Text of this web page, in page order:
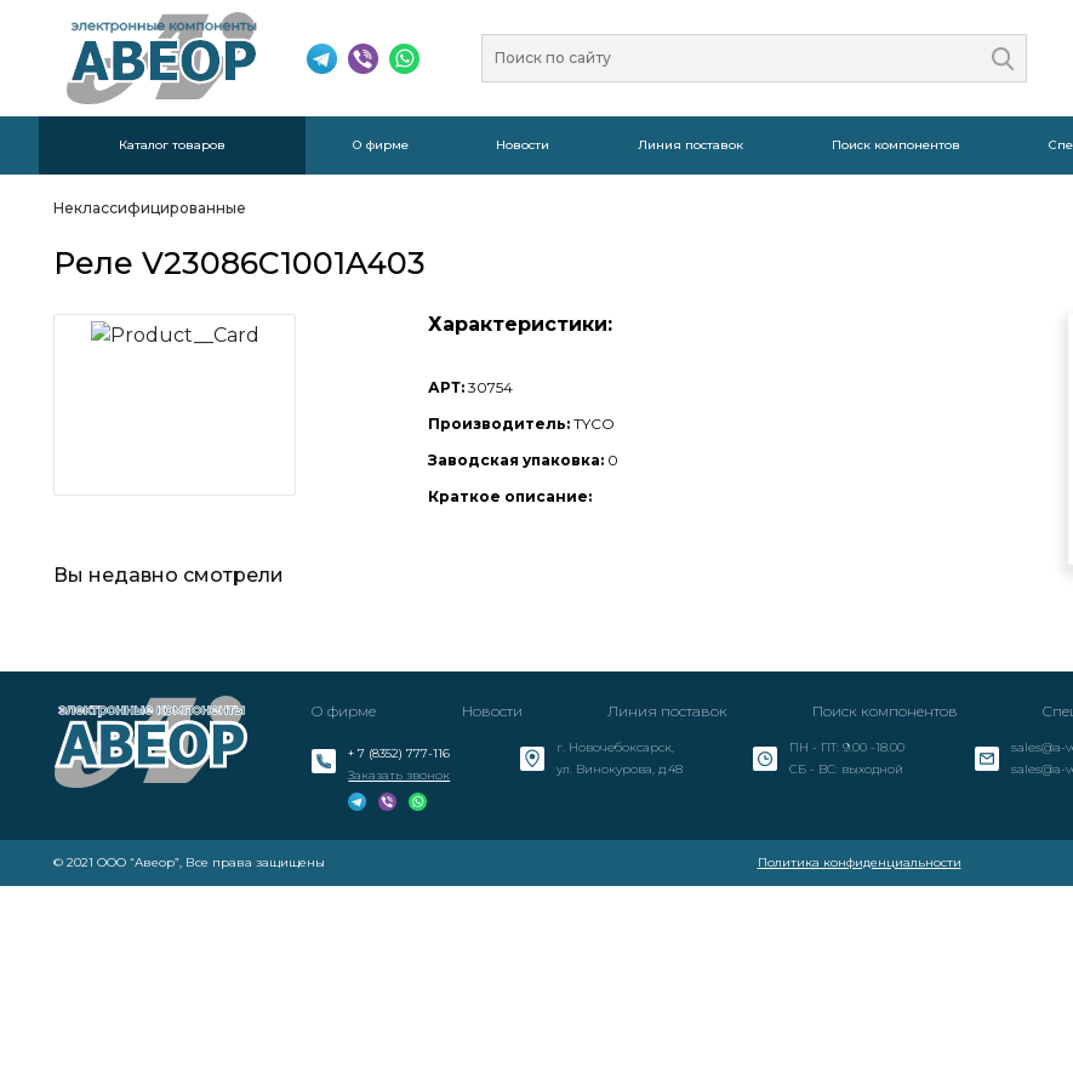
Каталог товаров О фирме Новости Линия поставок Поиск компонентов
Неклассифицированные
Реле V23086C1001A403
Характеристики:
АРТ:30754
Производитель:TYCO
Заводская упаковка: 0
Краткое описание:
Вы недавно смотрели
О фирме Новости Линия поставок Поиск компонентов
+ 7 (8352) 777-116
Заказать звонок
г. Новочебоксарск,
ул. Винокурова, д.48
ПН - ПТ: 9.00 -18.00
СБ - ВС: выходной
sales@a-
sales@a-
© 2021 ООО “Авеор”, Все права защищены Политика конфиденциальности